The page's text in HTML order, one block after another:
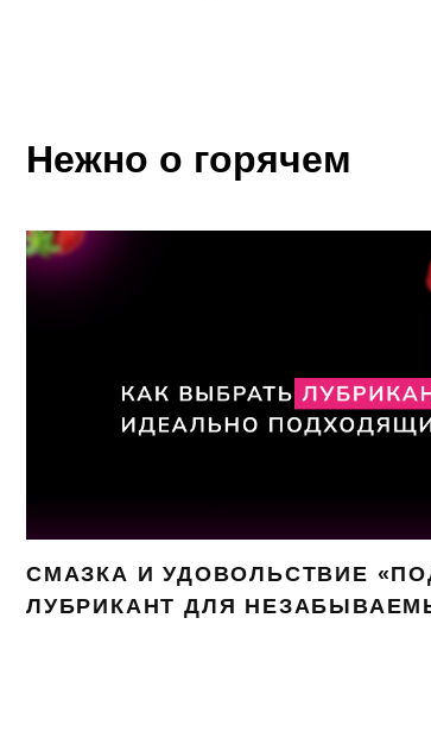
Нежно о горячем
СМАЗКА И УДОВОЛЬСТВИЕ
ЛУБРИКАНТ ДЛЯ